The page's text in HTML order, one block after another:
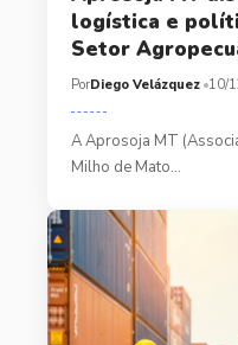
logística e
Setor
PorDiego Velázquez 10/
A Aprosoja MT
Milho de Mato…